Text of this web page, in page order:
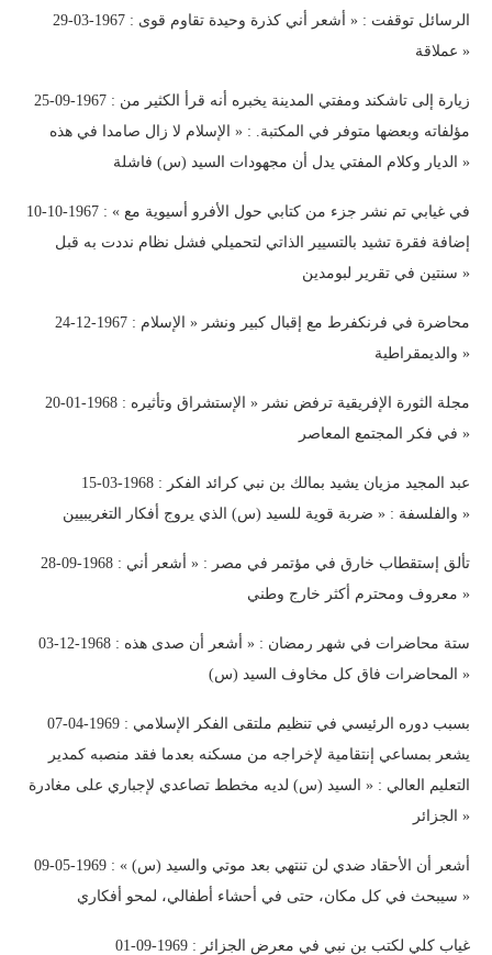
29-03-1967 : الرسائل توقفت : « أشعر أني كذرة وحيدة تقاوم قوى
عملاقة »
25-09-1967 : زيارة إلى تاشكند ومفتي المدينة يخبره أنه قرأ الكثير من
مؤلفاته وبعضها متوفر في المكتبة. : « الإسلام لا زال صامدا في هذه
الديار وكلام المفتي يدل أن مجهودات السيد (س) فاشلة »
10-10-1967 : « في غيابي تم نشر جزء من كتابي حول الأفرو أسيوية مع
إضافة فقرة تشيد بالتسيير الذاتي لتحميلي فشل نظام نددت به قبل
سنتين في تقرير لبومدين »
24-12-1967 : محاضرة في فرنكفرط مع إقبال كبير ونشر « الإسلام
والديمقراطية »
20-01-1968 : مجلة الثورة الإفريقية ترفض نشر « الإستشراق وتأثيره
في فكر المجتمع المعاصر »
15-03-1968 : عبد المجيد مزيان يشيد بمالك بن نبي كرائد الفكر
والفلسفة : « ضربة قوية للسيد (س) الذي يروج أفكار التغريبيين »
28-09-1968 : تألق إستقطاب خارق في مؤتمر في مصر : « أشعر أني
معروف ومحترم أكثر خارج وطني »
03-12-1968 : ستة محاضرات في شهر رمضان : « أشعر أن صدى هذه
المحاضرات فاق كل مخاوف السيد (س) »
07-04-1969 : بسبب دوره الرئيسي في تنظيم ملتقى الفكر الإسلامي
يشعر بمساعي إنتقامية لإخراجه من مسكنه بعدما فقد منصبه كمدير
التعليم العالي : « السيد (س) لديه مخطط تصاعدي لإجباري على مغادرة
الجزائر »
09-05-1969 : « أشعر أن الأحقاد ضدي لن تنتهي بعد موتي والسيد (س)
سيبحث في كل مكان، حتى في أحشاء أطفالي، لمحو أفكاري »
01-09-1969 : غياب كلي لكتب بن نبي في معرض الجزائر